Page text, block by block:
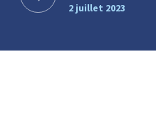
2 juillet 2023